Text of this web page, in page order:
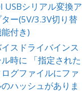
USBシリアル変換ア
ー(5V/3.3V切り替
能付き)
スドライバインス
ル時に 「指定された
グファイルにファ
ハッシュがありま